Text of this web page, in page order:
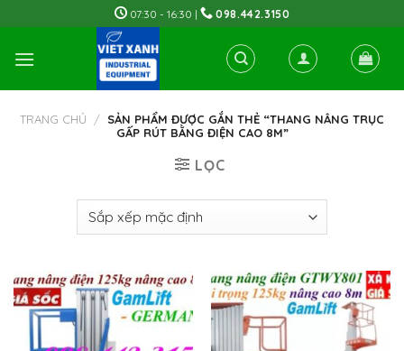
to
content
07:30 - 16:30 | 098.442.3150
TRANG CHỦ / SẢN PHẨM ĐƯỢC GẮN THẺ “THANG NÂNG TRỤC
GẤP RÚT BẰNG ĐIỆN CAO 8M”
LỌC